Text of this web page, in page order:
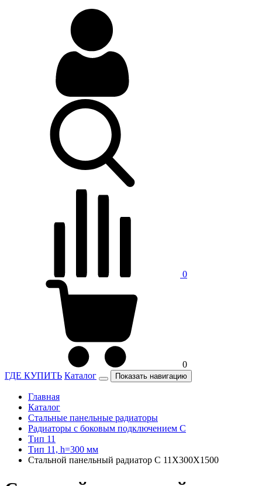
0
0
ГДЕ КУПИТЬ Каталог Показать навигацию
Главная
Каталог
Стальные панельные радиаторы
Радиаторы c боковым подключением C
Тип 11
Тип 11, h=300 мм
Стальной панельный радиатор C 11Х300Х1500